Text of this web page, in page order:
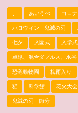
あいうべ コロ
ハロウィン 鬼滅の刃
七夕 入園式 入学式
卓球、混合ダブルス、水谷
恐竜動物園 梅雨入り
猫 科学館 花火大会
鬼滅の刃 節分